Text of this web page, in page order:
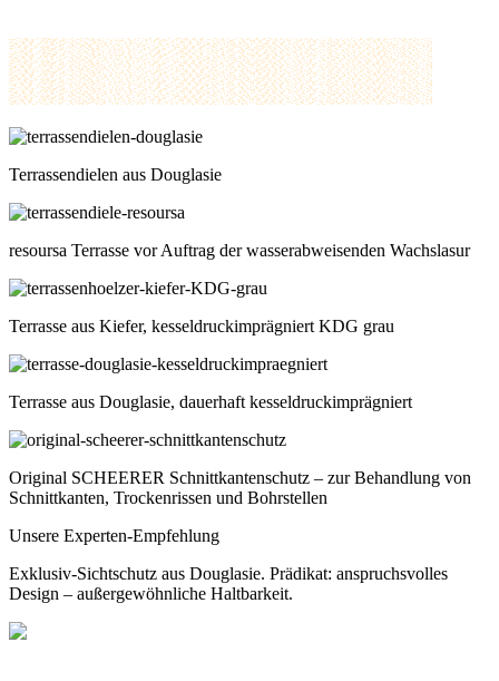
Terrassendielen aus Douglasie
resoursa Terrasse vor Auftrag der wasserabweisenden Wachslasur
Terrasse aus Kiefer, kesseldruckimprägniert KDG grau
Terrasse aus Douglasie, dauerhaft kesseldruckimprägniert
Original SCHEERER Schnittkantenschutz – zur Behandlung von
Schnittkanten, Trockenrissen und Bohrstellen
Unsere Experten-Empfehlung
Exklusiv-Sichtschutz aus Douglasie. Prädikat: anspruchsvolles
Design – außergewöhnliche Haltbarkeit.